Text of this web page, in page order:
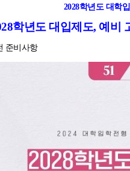
2028학년도 대학
학년도 대입제도, 예비
준비사항